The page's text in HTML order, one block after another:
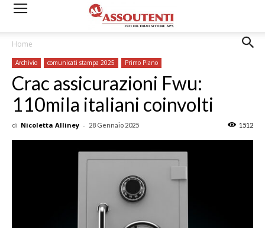
Home
Archivio comunicati stampa 2025 Primo Piano
Crac assicurazioni Fwu:
110mila italiani coinvolti
di Nicoletta Alliney - 28 Gennaio 2025 1512